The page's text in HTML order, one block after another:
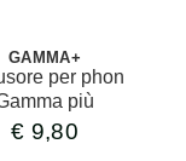
GAMMA+
per phon
più
€ 9,80